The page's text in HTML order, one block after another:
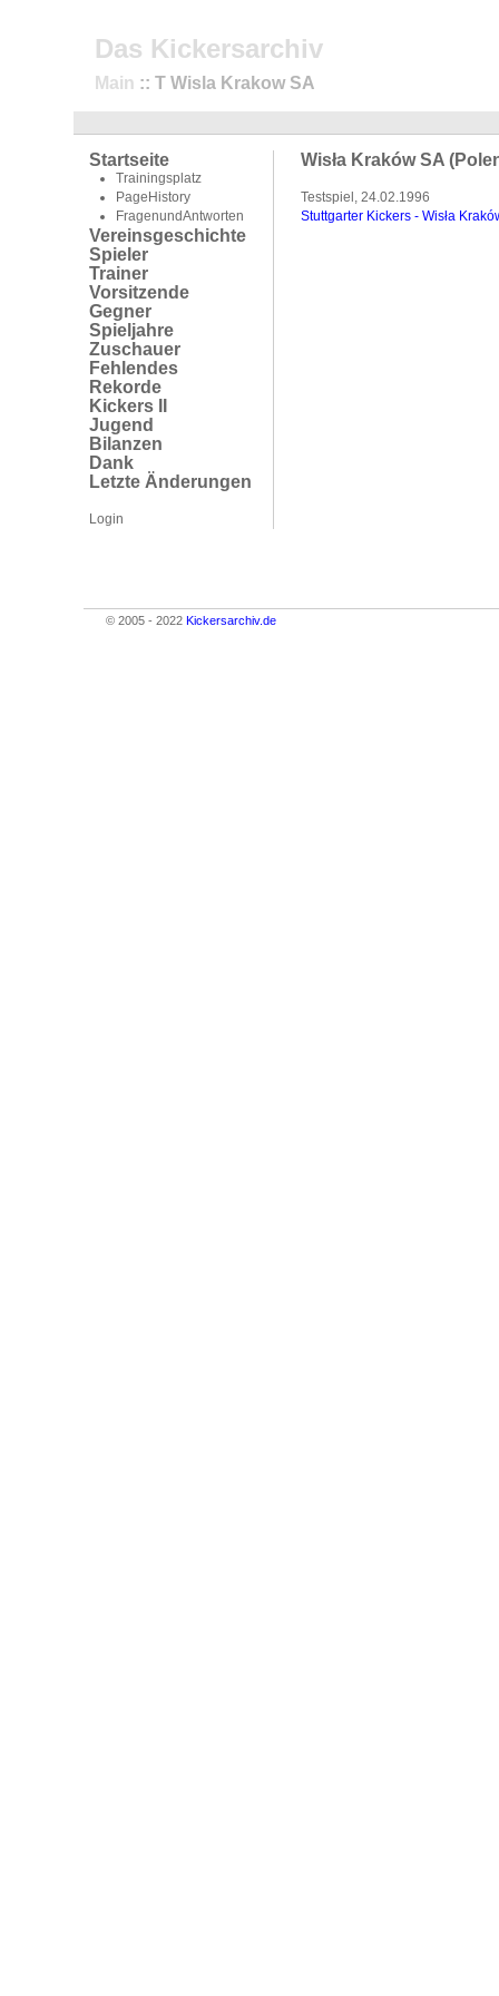
Das Kickersarchiv
Main :: T Wisla Krakow SA
Startseite
Trainingsplatz
PageHistory
FragenundAntworten
Vereinsgeschichte
Spieler
Trainer
Vorsitzende
Gegner
Spieljahre
Zuschauer
Fehlendes
Rekorde
Kickers II
Jugend
Bilanzen
Dank
Letzte Änderungen
Login
Wisła Kraków SA
Testspiel, 24.02.1996
Stuttgarter Kickers - Wisła
© 2005 - 2022 Kickersarchiv.de